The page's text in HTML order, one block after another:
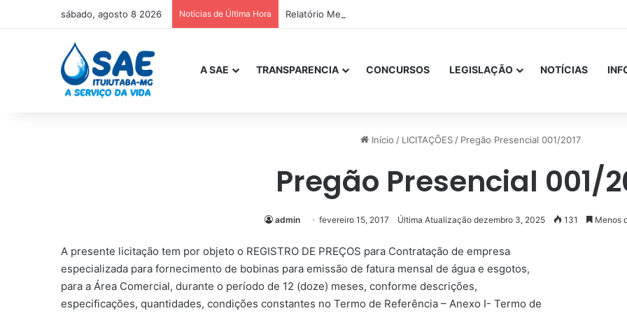
sábado, agosto 8 2026 Notícias de Última Hora Relatório Mensal Janeiro – Qualidade da Água Tratada
A SAE TRANSPARENCIA CONCURSOS LEGISLAÇÃO NOTÍCIAS
Início / LICITAÇÕES / Pregão Presencial 001/2017
Pregão Presencial 001/
admin fevereiro 15, 2017 Última Atualização dezembro 3, 2025 131 Menos
A presente licitação tem por objeto o REGISTRO DE PREÇOS para Contratação de empresa
especializada para fornecimento de bobinas para emissão de fatura mensal de água e esgotos,
para a Área Comercial, durante o período de 12 (doze) meses, conforme descrições,
especificações, quantidades, condições constantes no Termo de Referência – Anexo I- Termo de